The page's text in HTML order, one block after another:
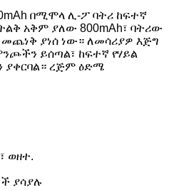
በሚሞላ ሊ-ፖ ባትሪ ከፍተኛ
አቅም ያለው 800mAh፣ ባትሪው
ያነሰ ነው። ለመሳሪያዎ እጅግ
ይሰጣል፣ ከፍተኛ የሃይል
ያቀርባል። ረጅም ዕድሜ
ወዘተ.
ያሳያሉ